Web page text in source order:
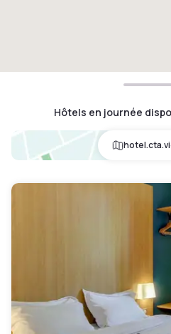
Hôtels en journée